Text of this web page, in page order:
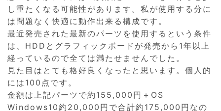
し重たくなる可能性があります。私が使用する分に
は問題なく快適に動作出来る構成です。
最近発売された最新のパーツを使用するという条件
は、HDDとグラフィックボードが発売から1年以上
経っているので全ては満たせませんでした。
見た目はとても格好良くなったと思います。個人的
には100点です。
金額は上記パーツで約155,000円＋OS
Windows10約20,000円で合計約175,000円なの